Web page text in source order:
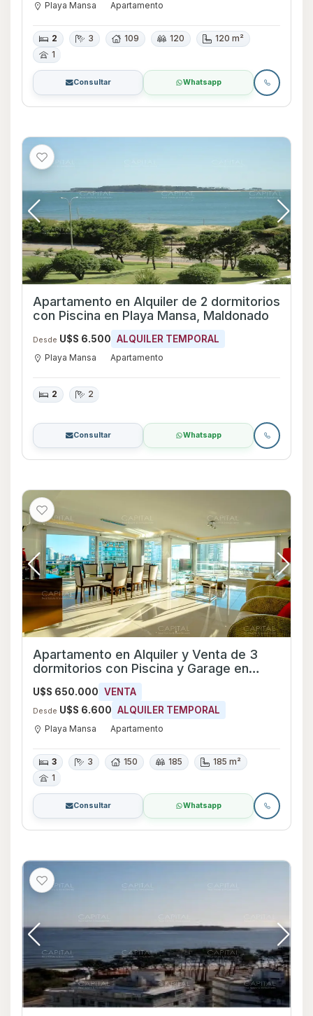
Playa Mansa Apartamento
2 3 109 120
120 m²
1
Consultar Whatsapp
Apartamento en Alquiler de 2 dormitorios
con Piscina en Playa Mansa, Maldonado
Desde U$S 6.500 ALQUILER TEMPORAL
Playa Mansa Apartamento
2 2
Consultar Whatsapp
Apartamento en Alquiler y Venta de 3
dormitorios con Piscina y Garage en
Playa Mansa, Maldonado
U$S 650.000 VENTA
Desde U$S 6.600 ALQUILER TEMPORAL
Playa Mansa Apartamento
3 3 150 185
185 m²
1
Consultar Whatsapp